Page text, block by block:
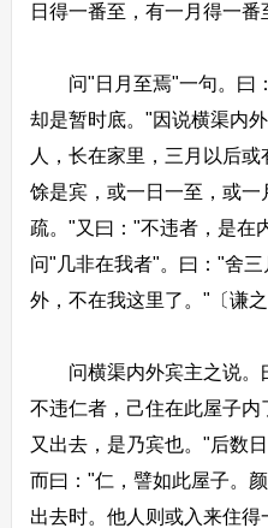
日得一番至，有一月得一番
问"日月至焉"一句。曰：
却是暂时底。"因说横渠内
人，长在家里，三月以后
馀是宾，或一日一至，或
疏。"又曰："不违者，是在
问"几非在我者"。曰："舍
外，不在我这里了。"〔谦之
问横渠内外宾主之说。
不违仁者，己住在此屋子
又出去，是乃宾也。"后数
而曰："仁，譬如此屋子。
出去时。他人则或入来住